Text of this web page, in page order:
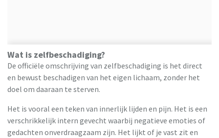
Wat is zelfbeschadiging?
De officiële omschrijving van zelfbeschadiging is het direct
en bewust beschadigen van het eigen lichaam, zonder het
doel om daaraan te sterven.
Het is vooral een teken van innerlijk lijden en pijn. Het is een
verschrikkelijk intern gevecht waarbij negatieve emoties of
gedachten onverdraagzaam zijn. Het lijkt of je vast zit en